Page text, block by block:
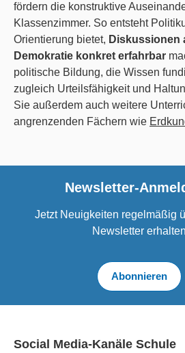
fördern die konstruktive
Klassenzimmer. So entsteht
Orientierung bietet, Diskussionen
Demokratie konkret erfahrbar
politische Bildung, die Wissen
zugleich Urteilsfähigkeit und
Sie außerdem auch weitere
angrenzenden Fächern wie
Newsletter-
Jetzt Neuigkeiten regelmäßig
Newsletter erhalten
Abonnieren
Social Media-Kanäle Schule